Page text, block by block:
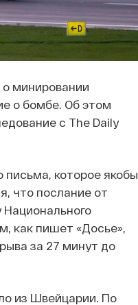
минировании
о бомбе. Об этом
с The Daily
письма, которое якобы
что послание от
как пишет «Досье»,
за 27 минут до
из Швейцарии. По